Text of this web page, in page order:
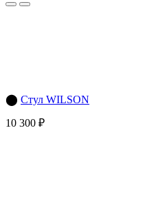
⬤ Стул WILSON
10 300 ₽